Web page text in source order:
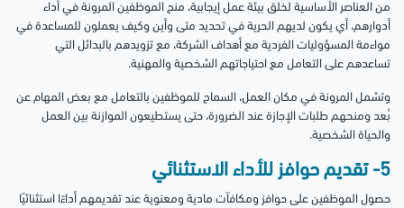
من العناصر الأساسية لخلق بيئة عمل إيجابية، منح الموظفين المرونة في أداء
أدوارهم، أي يكون لديهم الحرية في تحديد متى وأين وكيف يعملون للمساعدة في
مواءمة المسؤوليات الفردية مع أهداف الشركة، مع تزويدهم بالبدائل التي
تساعدهم على التعامل مع احتياجاتهم الشخصية والمهنية.
وتشمل المرونة في مكان العمل، السماح للموظفين بالتعامل مع بعض المهام عن
بُعد ومنحهم طلبات الإجازة عند الضرورة، حتى يستطيعون الموازنة بين العمل
والحياة الشخصية.
5- تقديم حوافز للأداء الاستثنائي
حصول الموظفين على حوافز ومكافآت مادية ومعنوية عند تقديمهم أداءًا استثنائيًا